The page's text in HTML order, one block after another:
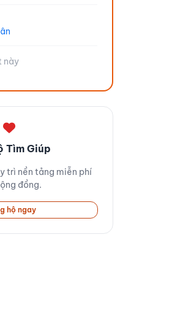
này
Tìm Giúp
trì nền tảng miễn phí
đồng.
hộ ngay